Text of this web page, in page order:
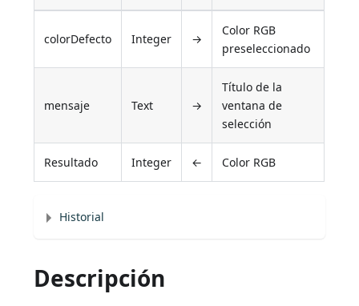
colorDefecto Integer →
Color RGB
preseleccionado
mensaje Text →
Título de la
ventana de
selección
Resultado Integer ← Color RGB
Historial
Descripción